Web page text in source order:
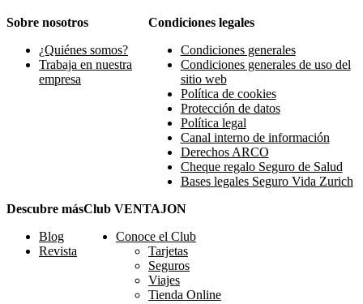
Sobre nosotros
¿Quiénes somos?
Trabaja en nuestra
empresa
Condiciones legales
Condiciones generales
Condiciones generales de uso del
sitio web
Política de cookies
Protección de datos
Política legal
Canal interno de información
Derechos ARCO
Cheque regalo Seguro de Salud
Bases legales Seguro Vida Zurich
Descubre más
Blog
Revista
Club VENTAJON
Conoce el Club
Tarjetas
Seguros
Viajes
Tienda Online